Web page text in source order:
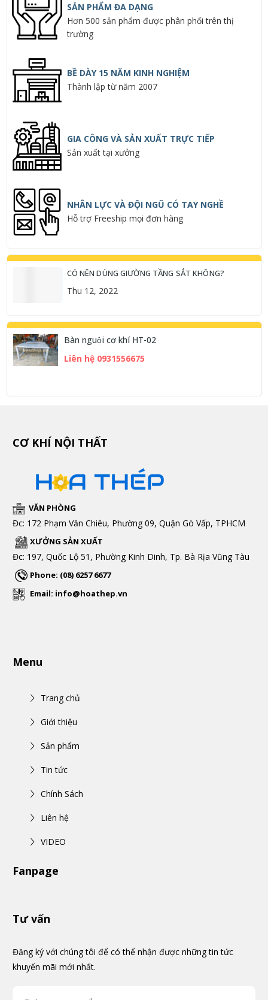
SẢN PHẨM ĐA DẠNG
Hơn 500 sản phẩm được phân phối trên thị
trường
BỀ DÀY 15 NĂM KINH NGHIỆM
Thành lập từ năm 2007
GIA CÔNG VÀ SẢN XUẤT TRỰC TIẾP
Sản xuất tại xưởng
NHÂN LỰC VÀ ĐỘI NGŨ CÓ TAY NGHỀ
Hỗ trợ Freeship mọi đơn hàng
CÓ NÊN DÙNG GIƯỜNG TẦNG SẮT KHÔNG?
Thu 12, 2022
Bàn nguội cơ khí HT-02
Liên hệ 0931556675
CƠ KHÍ NỘI THẤT
VĂN PHÒNG
Đc: 172 Phạm Văn Chiêu, Phường 09, Quận Gò Vấp, TPHCM
XƯỞNG SẢN XUẤT
Đc: 197, Quốc Lộ 51, Phường Kinh Dinh, Tp. Bà Rịa Vũng Tàu
Phone: (08) 6257 6677
Email: info@hoathep.vn
Menu
Trang chủ
Giới thiệu
Sản phẩm
Tin tức
Chính Sách
Liên hệ
VIDEO
Fanpage
Tư vấn
Đăng ký với chúng tôi để có thể nhận được những tin tức
khuyến mãi mới nhất.